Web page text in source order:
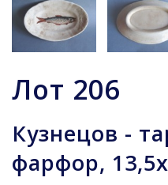
Лот 206
Кузнецов -
фарфор,